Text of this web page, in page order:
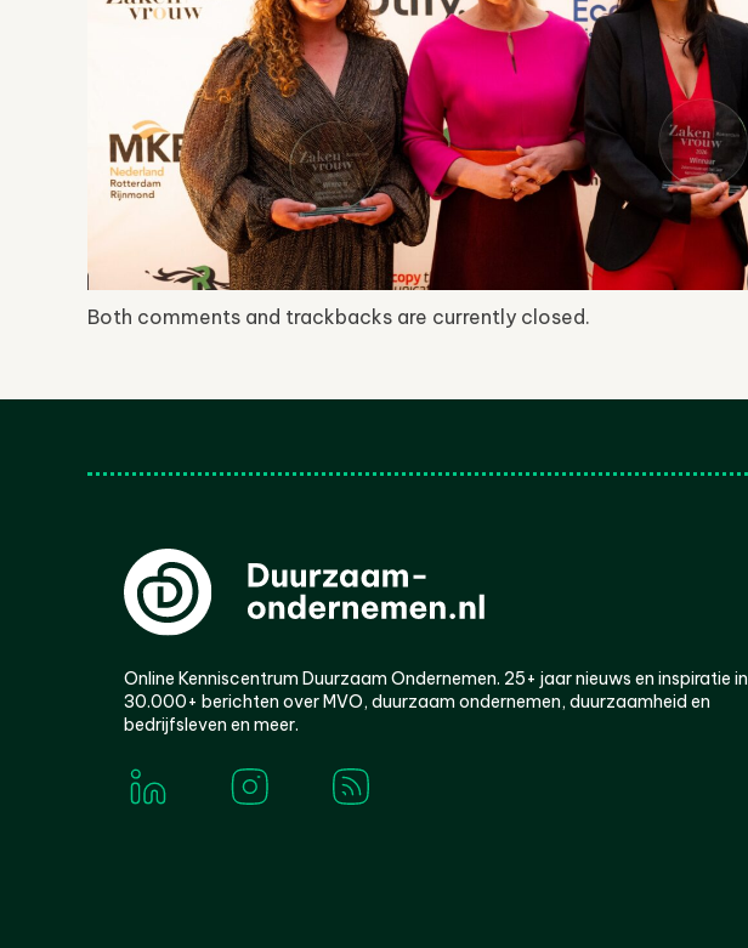
Both comments and trackbacks are currently closed.
Online Kenniscentrum Duurzaam Ondernemen. 25+ jaar nieuws en inspiratie in
30.000+ berichten over MVO, duurzaam ondernemen, duurzaamheid en
bedrijfsleven en meer.